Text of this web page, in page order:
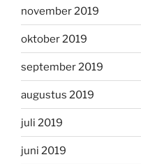
november 2019
oktober 2019
september 2019
augustus 2019
juli 2019
juni 2019